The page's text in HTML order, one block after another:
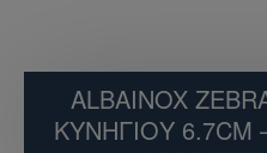
ALBAINOX
ΚΥΝΗΓΙΟΎ